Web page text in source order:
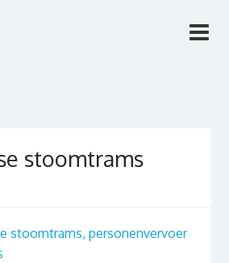
stoomtrams
stoomtrams, personenvervoer